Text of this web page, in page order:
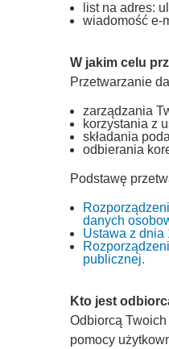
list na adres:
wiadomość e-
W jakim celu
Przetwarzanie
zarządzania
korzystania z
składania
odbierania
Podstawę
danych
Ustawa z dnia
publicznej.
Kto jest
Odbiorcą
pomocy